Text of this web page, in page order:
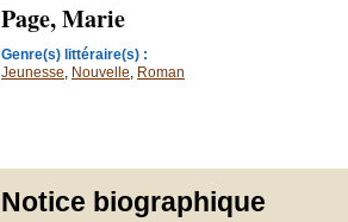
Page, Marie
Genre(s) littéraire(s) :
Jeunesse, Nouvelle, Roman
Notice biographique